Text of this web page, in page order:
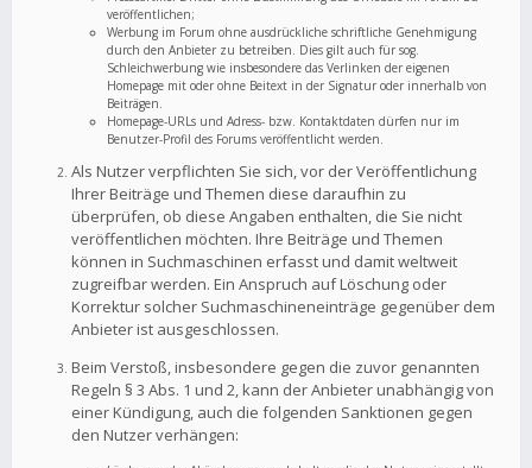
veröffentlichen;
Werbung im Forum ohne ausdrückliche schriftliche Genehmigung
durch den Anbieter zu betreiben. Dies gilt auch für sog.
Schleichwerbung wie insbesondere das Verlinken der eigenen
Homepage mit oder ohne Beitext in der Signatur oder innerhalb von
Beiträgen.
Homepage-URLs und Adress- bzw. Kontaktdaten dürfen nur im
Benutzer-Profil des Forums veröffentlicht werden.
Als Nutzer verpflichten Sie sich, vor der Veröffentlichung
Ihrer Beiträge und Themen diese daraufhin zu
überprüfen, ob diese Angaben enthalten, die Sie nicht
veröffentlichen möchten. Ihre Beiträge und Themen
können in Suchmaschinen erfasst und damit weltweit
zugreifbar werden. Ein Anspruch auf Löschung oder
Korrektur solcher Suchmaschineneinträge gegenüber dem
Anbieter ist ausgeschlossen.
Beim Verstoß, insbesondere gegen die zuvor genannten
Regeln § 3 Abs. 1 und 2, kann der Anbieter unabhängig von
einer Kündigung, auch die folgenden Sanktionen gegen
den Nutzer verhängen: